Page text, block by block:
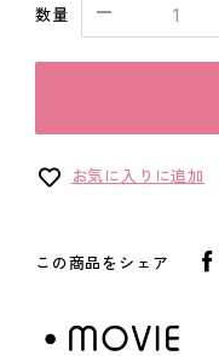
数量
お気に入りに追加
この商品をシェア